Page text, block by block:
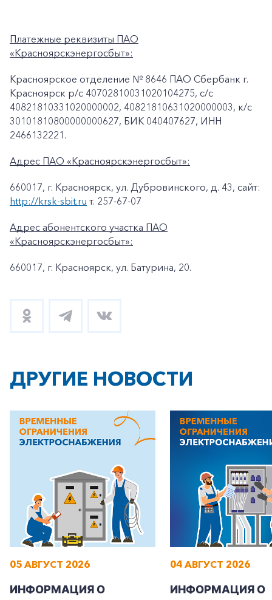
Платежные реквизиты ПАО
«Красноярскэнергосбыт»:
Красноярское отделение № 8646 ПАО Сбербанк г.
Красноярск p/c 40702810031020104275, с/с
40821810331020000002, 40821810631020000003, к/c
30101810800000000627, БИК 040407627, ИНН
2466132221.
Адрес ПАО «Красноярскэнергосбыт»:
660017, г. Красноярск, ул. Дубровинского, д. 43, сайт:
http://krsk-sbit.ru т. 257-67-07
Адрес абонентского участка ПАО
«Красноярскэнергосбыт»:
660017, г. Красноярск, ул. Батурина, 20.
ДРУГИЕ НОВОСТИ
05 АВГУСТ 2026
ИНФОРМАЦИЯ О
04 АВГУСТ 2026
ИНФОРМАЦИЯ О